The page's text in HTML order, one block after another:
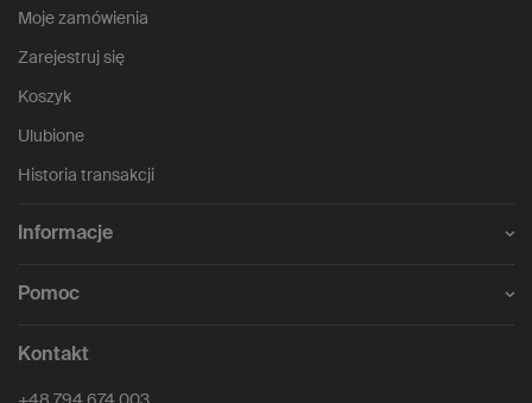
Moje zamówienia
Zarejestruj się
Koszyk
Ulubione
Historia transakcji
Informacje
Pomoc
Kontakt